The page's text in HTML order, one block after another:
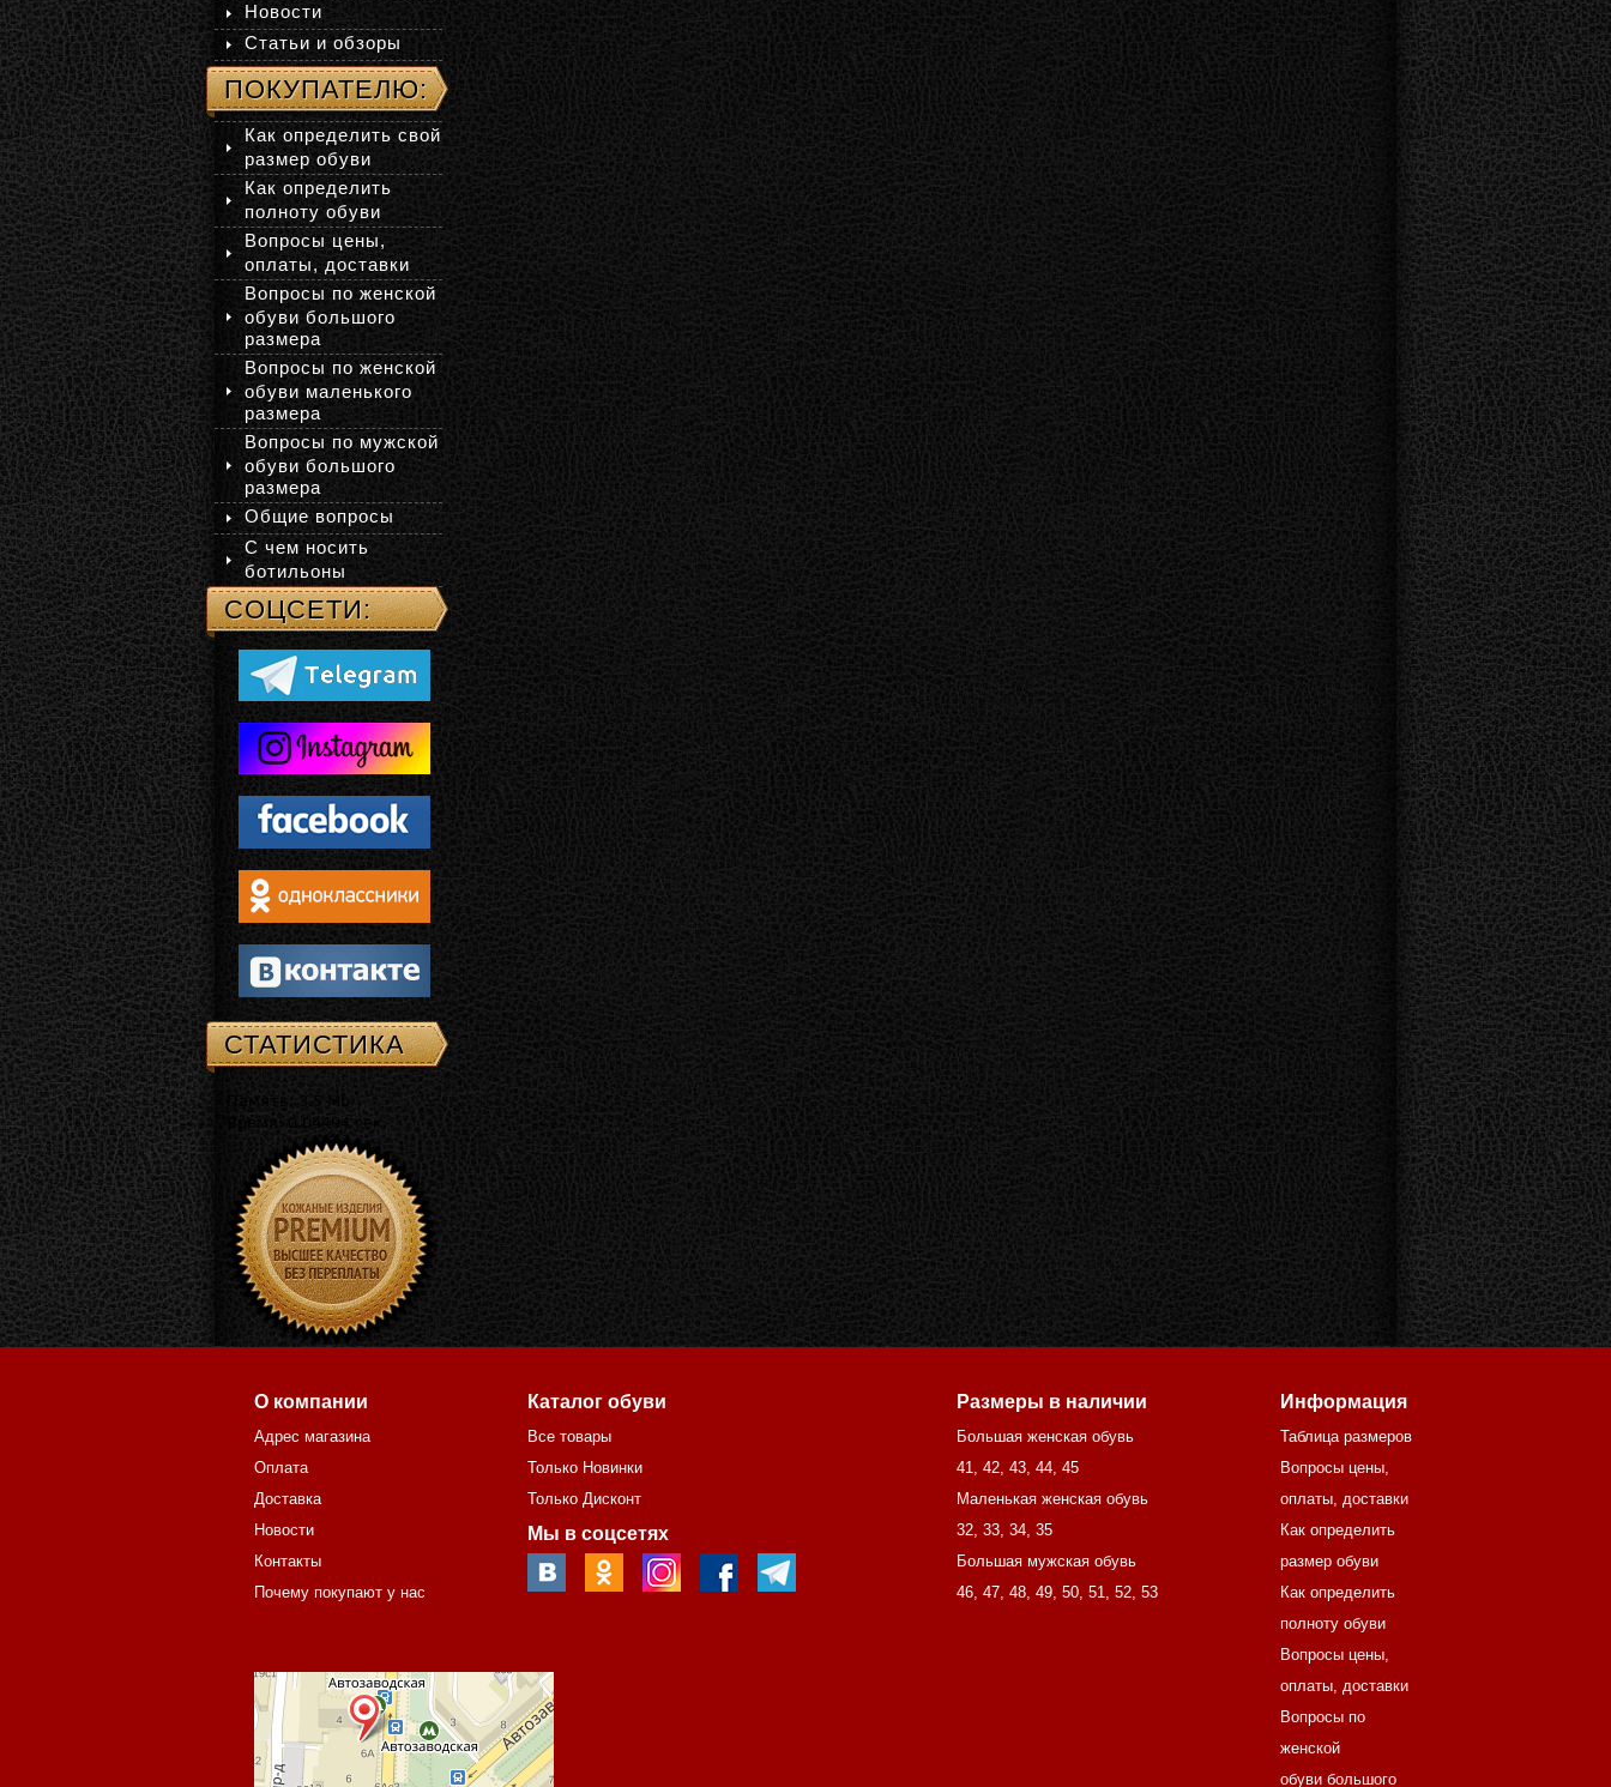
Новости
Статьи и обзоры
ПОКУПАТЕЛЮ:
Как определить свой
размер обуви
Как определить
полноту обуви
Вопросы цены,
оплаты, доставки
Вопросы по женской
обуви большого
размера
Вопросы по женской
обуви маленького
размера
Вопросы по мужской
обуви большого
размера
Общие вопросы
С чем носить
ботильоны
СОЦСЕТИ:
СТАТИСТИКА
Память: 3.5 Mb
Время: 0.04494 сек.
О компании
Адрес магазина
Оплата
Доставка
Новости
Контакты
Почему покупают у нас
Каталог обуви
Все товары
Только Новинки
Только Дисконт
Мы в соцсетях
Размеры в наличии
Большая женская обувь
41, 42, 43, 44, 45
Маленькая женская обувь
32, 33, 34, 35
Большая мужская обувь
46, 47, 48, 49, 50, 51, 52, 53
Информация
Таблица размеров
Вопросы цены,
оплаты, доставки
Как определить
размер обуви
Как определить
полноту обуви
Вопросы цены,
оплаты, доставки
Вопросы по
женской
обуви большого